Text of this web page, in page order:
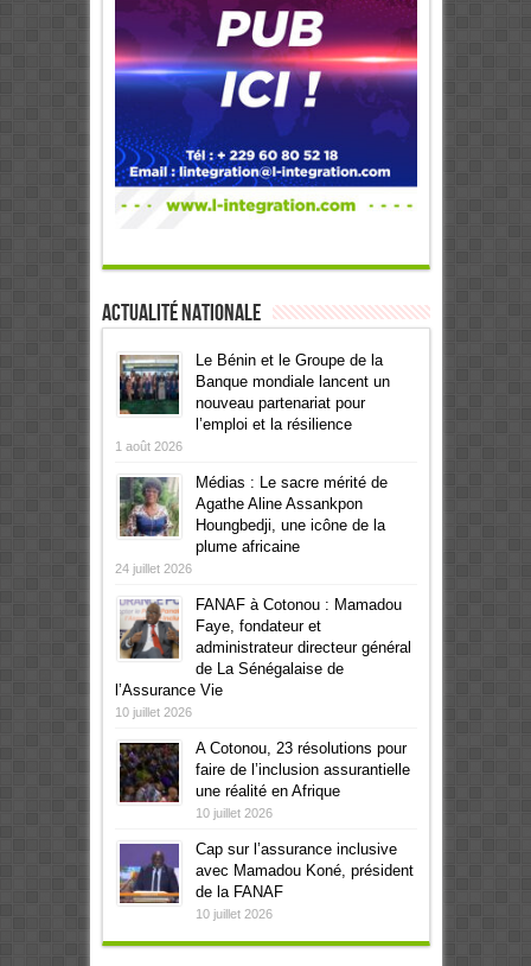
Actualité Nationale
Le Bénin et le Groupe de la
Banque mondiale lancent un
nouveau partenariat pour
l’emploi et la résilience
1 août 2026
Médias : Le sacre mérité de
Agathe Aline Assankpon
Houngbedji, une icône de la
plume africaine
24 juillet 2026
FANAF à Cotonou : Mamadou
Faye, fondateur et
administrateur directeur général
de La Sénégalaise de
l’Assurance Vie
10 juillet 2026
A Cotonou, 23 résolutions pour
faire de l’inclusion assurantielle
une réalité en Afrique
10 juillet 2026
Cap sur l’assurance inclusive
avec Mamadou Koné, président
de la FANAF
10 juillet 2026